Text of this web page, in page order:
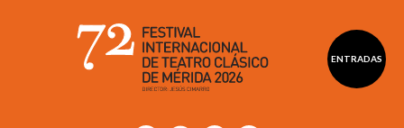
ENTRADAS